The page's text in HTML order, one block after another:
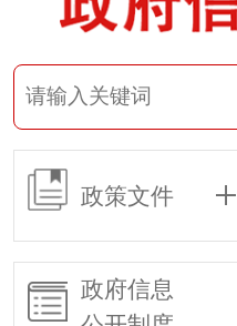
政策文件
政府信息